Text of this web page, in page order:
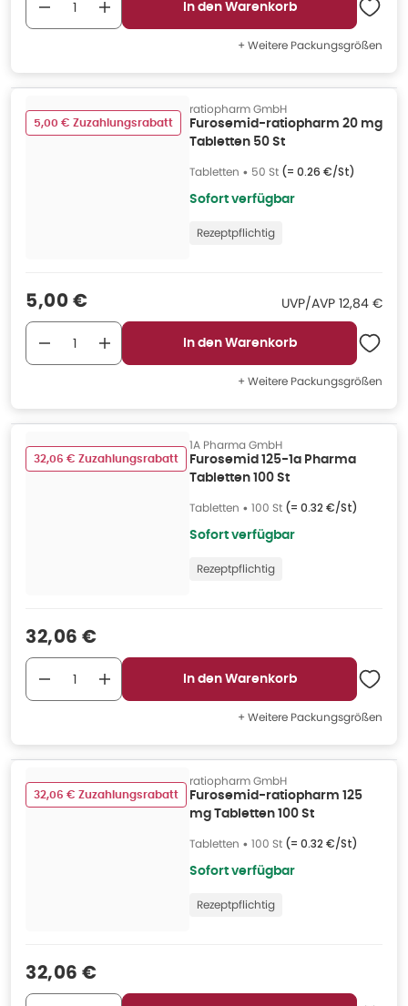
In den Warenkorb
+ Weitere Packungsgrößen
5,00 € Zuzahlungsrabatt
ratiopharm GmbH
Furosemid-ratiopharm 20 mg
Tabletten 50 St
Tabletten • 50 St (= 0.26 €/St)
Sofort verfügbar
Rezeptpflichtig
Verkaufspreis
5,00 € UVP/AVP UVP/AVP
12,84 €
In den Warenkorb
+ Weitere Packungsgrößen
32,06 € Zuzahlungsrabatt
1A Pharma GmbH
Furosemid 125-1a Pharma
Tabletten 100 St
Tabletten • 100 St (= 0.32 €/St)
Sofort verfügbar
Rezeptpflichtig
Verkaufspreis
32,06 €
In den Warenkorb
+ Weitere Packungsgrößen
32,06 € Zuzahlungsrabatt
ratiopharm GmbH
Furosemid-ratiopharm 125
mg Tabletten 100 St
Tabletten • 100 St (= 0.32 €/St)
Sofort verfügbar
Rezeptpflichtig
Verkaufspreis
32,06 €